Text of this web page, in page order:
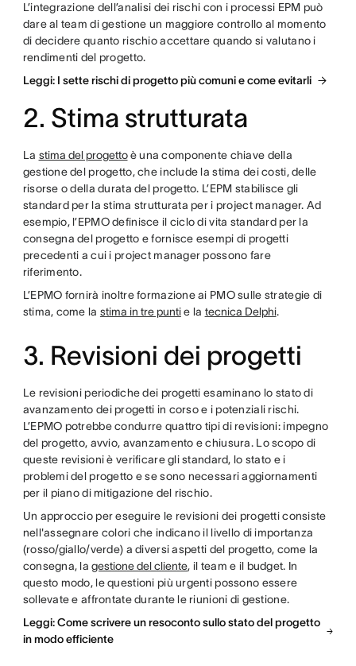
L’integrazione dell’analisi dei rischi con i processi EPM può
dare al team di gestione un maggiore controllo al momento
di decidere quanto rischio accettare quando si valutano i
rendimenti del progetto.
Leggi: I sette rischi di progetto più comuni e come evitarli
2. Stima strutturata
La stima del progettoè una componente chiave della
gestione del progetto, che include la stima dei costi, delle
risorse o della durata del progetto. L’EPM stabilisce gli
standard per la stima strutturata per i project manager. Ad
esempio, l’EPMO definisce il ciclo di vita standard per la
consegna del progetto e fornisce esempi di progetti
precedenti a cui i project manager possono fare
riferimento.
L’EPMO fornirà inoltre formazione ai PMO sulle strategie di
stima, come la stima in tre puntie la tecnica Delphi.
3. Revisioni dei progetti
Le revisioni periodiche dei progetti esaminano lo stato di
avanzamento dei progetti in corso e i potenziali rischi.
L’EPMO potrebbe condurre quattro tipi di revisioni: impegno
del progetto, avvio, avanzamento e chiusura. Lo scopo di
queste revisioni è verificare gli standard, lo stato e i
problemi del progetto e se sono necessari aggiornamenti
per il piano di mitigazione del rischio.
Un approccio per eseguire le revisioni dei progetti consiste
nell'assegnare colori che indicano il livello di importanza
(rosso/giallo/verde) a diversi aspetti del progetto, come la
consegna, lagestione del cliente, il team e il budget. In
questo modo, le questioni più urgenti possono essere
sollevate e affrontate durante le riunioni di gestione.
Leggi: Come scrivere un resoconto sullo stato del progetto
in modo efficiente